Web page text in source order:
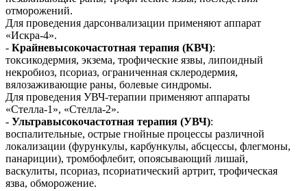
отморожений.
Для проведения дарсонвализации применяют аппарат
«Искра-4».
- Крайневысокочастотная терапия (КВЧ):
токсикодермия, экзема, трофические язвы, липоидный
некробиоз, псориаз, ограниченная склеродермия,
вялозаживающие раны, болевые синдромы.
Для проведения УВЧ-терапии применяют аппараты
«Стелла-1», «Стелла-2».
- Ультравысокочастотная терапия (УВЧ):
воспалительные, острые гнойные процессы различной
локализации (фурункулы, карбункулы, абсцессы, флегмоны,
панариции), тромбофлебит, опоясывающий лишай,
васкулиты, псориаз, псориатический артрит, трофическая
язва, обморожение.